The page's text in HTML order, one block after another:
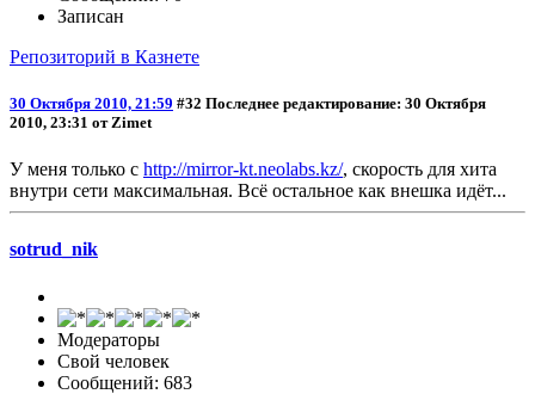
Записан
Репозиторий в Казнете
30 Октября 2010, 21:59 #32 Последнее редактирование: 30 Октября
2010, 23:31 от Zimet
У меня только с http://mirror-kt.neolabs.kz/, скорость для хита
внутри сети максимальная. Всё остальное как внешка идёт...
sotrud_nik
Модераторы
Свой человек
Сообщений: 683